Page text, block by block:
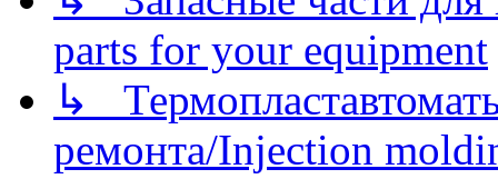
parts for your equipment
↳
ремонта/Injection